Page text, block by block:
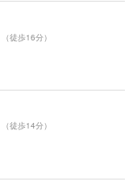
（徒歩16分）
（徒歩14分）